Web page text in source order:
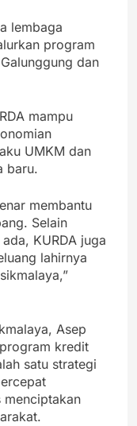
lembaga
program
dan
mampu
UMKM dan
baru.
membantu
Selain
KURDA juga
lahirnya
Asep
kredit
satu strategi
menciptakan